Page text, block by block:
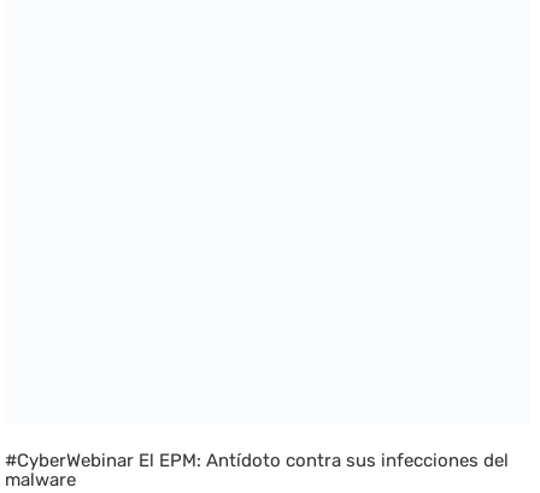
#CyberWebinar El EPM: Antídoto contra sus infecciones del
malware